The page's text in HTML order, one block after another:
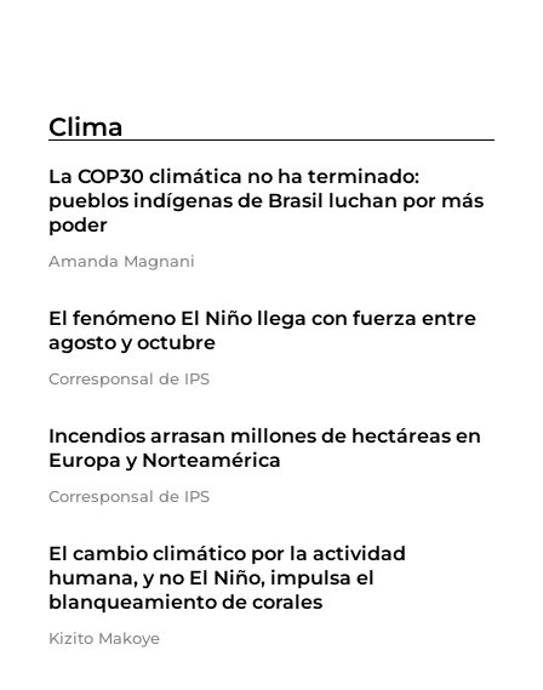
Clima
La COP30 climática no ha terminado:
pueblos indígenas de Brasil luchan por más
poder
Amanda Magnani
El fenómeno El Niño llega con fuerza entre
agosto y octubre
Corresponsal de IPS
Incendios arrasan millones de hectáreas en
Europa y Norteamérica
Corresponsal de IPS
El cambio climático por la actividad
humana, y no El Niño, impulsa el
blanqueamiento de corales
Kizito Makoye